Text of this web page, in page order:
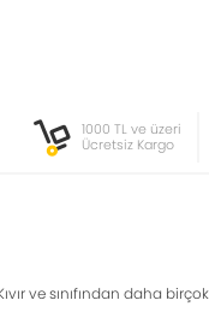
1000 TL ve üzeri
Ücretsiz Kargo
ve sınıfından daha